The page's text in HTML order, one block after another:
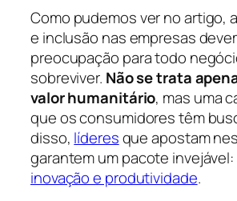
Como pudemos ver no artigo,
e inclusão nas empresas
preocupação para todo
sobreviver. Não se trata
valor humanitário, mas uma
que os consumidores têm
disso, líderesque apostam
garantem um pacote invejável:
inovação e produtividade.